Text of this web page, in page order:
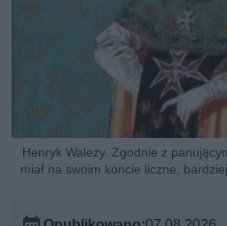
Henryk Walezy. Zgodnie z
miał na swoim koncie liczne,